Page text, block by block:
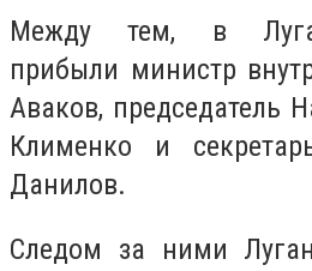
Между тем, в
прибыли министр
Аваков, председатель
Клименко и
Данилов.
Следом за ними